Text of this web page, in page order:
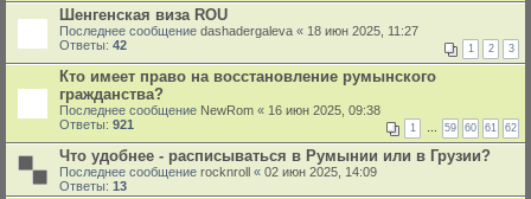
Шенгенская виза ROU
Последнее сообщение dashadergaleva « 18 июн 2025, 11:27
Ответы: 42 1 2 3
Кто имеет право на восстановление румынского
гражданства?
Последнее сообщение NewRom « 16 июн 2025, 09:38
Ответы: 921 1 … 59 60 61 62
Что удобнее - расписываться в Румынии или в Грузии?
Последнее сообщение rocknroll « 02 июн 2025, 14:09
Ответы: 13